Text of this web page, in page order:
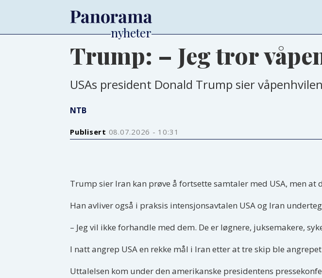
Trump: – Jeg tror
USAs president Donald Trump sier
NTB
Publisert 08.07.2026 - 10:31
Trump sier Iran kan prøve å fortsette samtaler med USA, men at
Han avliver også i praksis intensjonsavtalen USA og Iran
– Jeg vil ikke forhandle med dem. De er løgnere, juksemakere,
I natt angrep USA en rekke mål i Iran etter at tre skip ble
Uttalelsen kom under den amerikanske presidentens